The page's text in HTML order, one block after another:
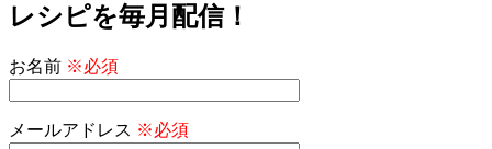
レシピを毎月配信！
お名前 ※必須
メールアドレス ※必須